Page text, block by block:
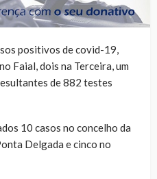
positivos de covid-19,
Faial, dois na Terceira, um
de 882 testes
10 casos no concelho da
Delgada e cinco no